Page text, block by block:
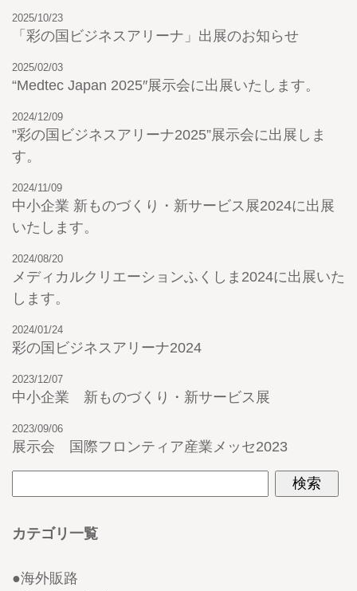
2025/10/23
「彩の国ビジネスアリーナ」出展のお知らせ
2025/02/03
“Medtec Japan 2025″展示会に出展いたします。
2024/12/09
”彩の国ビジネスアリーナ2025”展示会に出展しま
す。
2024/11/09
中小企業 新ものづくり・新サービス展2024に出展
いたします。
2024/08/20
メディカルクリエーションふくしま2024に出展いた
します。
2024/01/24
彩の国ビジネスアリーナ2024
2023/12/07
中小企業 新ものづくり・新サービス展
2023/09/06
展示会 国際フロンティア産業メッセ2023
カテゴリ一覧
●海外販路